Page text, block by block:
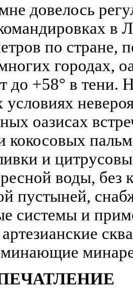
довелось
в
по стране,
городах,
до +58° в тени.
условиях
оазисах
кокосовых
и
воды,
пустыней,
системы и
артезианские